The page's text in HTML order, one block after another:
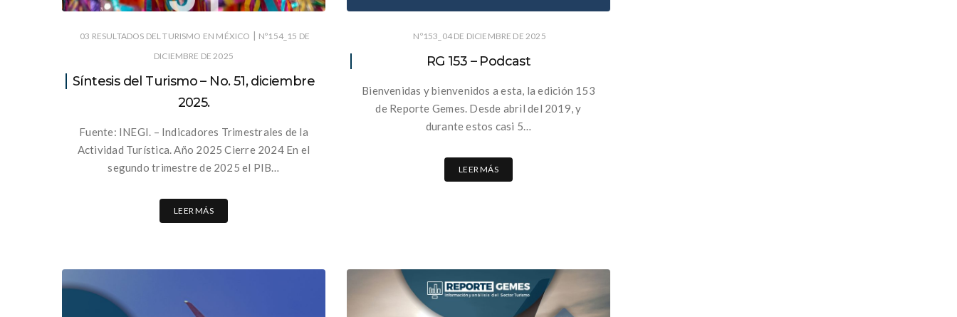
03 RESULTADOS DEL TURISMO EN MÉXICO | Nº154_15 DE
DICIEMBRE DE 2025
Síntesis del Turismo – No. 51, diciembre
2025.
Fuente: INEGI. – Indicadores Trimestrales de la
Actividad Turística. Año 2025 Cierre 2024 En el
segundo trimestre de 2025 el PIB…
LEER MÁS
Nº153_04 DE DICIEMBRE DE 2025
RG 153 – Podcast
Bienvenidas y bienvenidos a esta, la edición 153
de Reporte Gemes. Desde abril del 2019, y
durante estos casi 5…
LEER MÁS